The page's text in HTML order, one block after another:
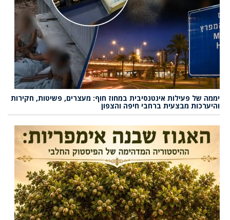
יממה של פעילות אינטנסיבית במחוז חוף: מעצרים, פשיטות, חקירות
והיערכות מבצעית ברחבי חיפה והצפון